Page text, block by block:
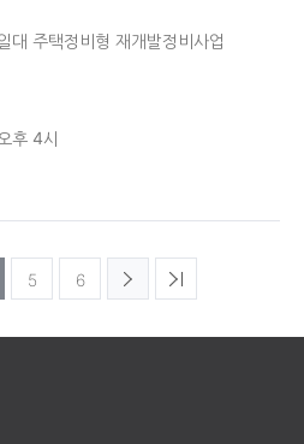
대 주택정비형 재개발정비사업
후 4시
5 6